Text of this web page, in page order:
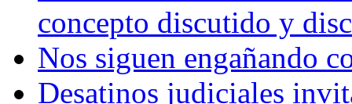
concepto discutido y
Nos siguen engañando
Desatinos judiciales